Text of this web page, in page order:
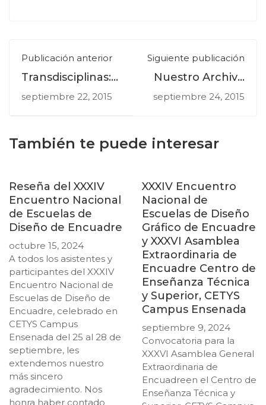
Publicación anterior
Transdisciplinas:
Octavio Paz,
editor tipógrafo
septiembre 22, 2015
Siguiente publicación
Nuestro Archivo
Gráfico
Septiembre 2015
septiembre 24, 2015
También te puede interesar
Reseña del XXXIV
Encuentro Nacional
de Escuelas de
Diseño de Encuadre
octubre 15, 2024
A todos los asistentes y
participantes del XXXIV
Encuentro Nacional de
Escuelas de Diseño de
Encuadre, celebrado en
CETYS Campus
Ensenada del 25 al 28 de
septiembre, les
extendemos nuestro
más sincero
agradecimiento. Nos
honra haber contado
XXXIV Encuentro
Nacional de
Escuelas de Diseño
Gráfico de Encuadre
y XXXVI Asamblea
Extraordinaria de
Encuadre Centro de
Enseñanza Técnica
y Superior, CETYS
Campus Ensenada
septiembre 9, 2024
Convocatoria para la
XXXVI Asamblea General
Extraordinaria de
Encuadreen el Centro de
Enseñanza Técnica y